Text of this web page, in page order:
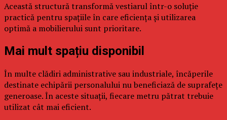
Această structură transformă vestiarul într-o soluție
practică pentru spațiile în care eficiența și utilizarea
optimă a mobilierului sunt prioritare.
Mai mult spațiu disponibil
În multe clădiri administrative sau industriale, încăperile
destinate echipării personalului nu beneficiază de suprafețe
generoase. În aceste situații, fiecare metru pătrat trebuie
utilizat cât mai eficient.